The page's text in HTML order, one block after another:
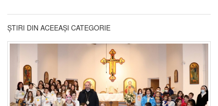
ȘTIRI DIN ACEEAȘI CATEGORIE